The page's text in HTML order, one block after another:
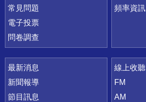
常見問題
電子投票
問卷調查
頻率資訊
最新消息
新聞報導
節目訊息
線上收聽
FM
AM